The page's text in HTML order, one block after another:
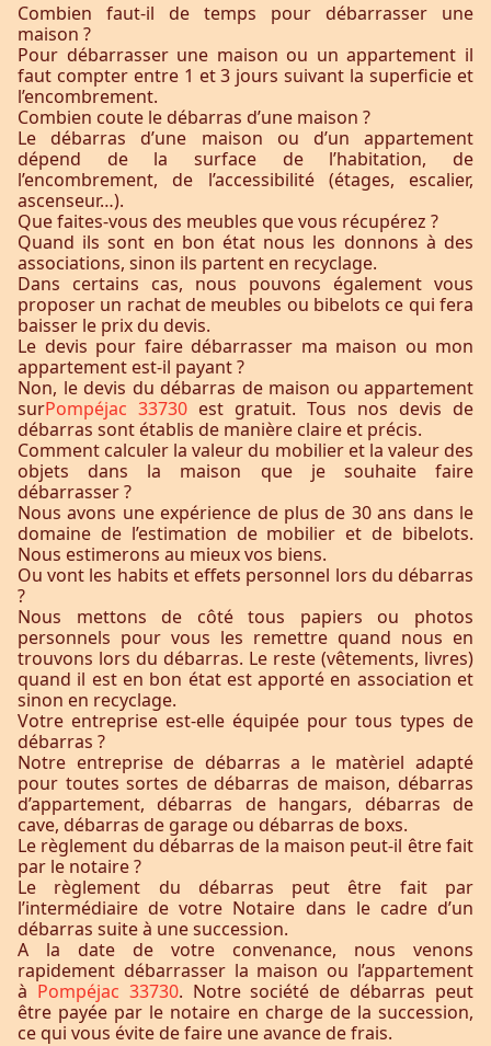
Combien faut-il de temps pour débarrasser une
maison ?
Pour débarrasser une maison ou un appartement il
faut compter entre 1 et 3 jours suivant la superficie et
l’encombrement.
Combien coute le débarras d’une maison ?
Le débarras d’une maison ou d’un appartement
dépend de la surface de l’habitation, de
l’encombrement, de l’accessibilité (étages, escalier,
ascenseur…).
Que faites-vous des meubles que vous récupérez ?
Quand ils sont en bon état nous les donnons à des
associations, sinon ils partent en recyclage.
Dans certains cas, nous pouvons également vous
proposer un rachat de meubles ou bibelots ce qui fera
baisser le prix du devis.
Le devis pour faire débarrasser ma maison ou mon
appartement est-il payant ?
Non, le devis du débarras de maison ou appartement
surPompéjac 33730 est gratuit. Tous nos devis de
débarras sont établis de manière claire et précis.
Comment calculer la valeur du mobilier et la valeur des
objets dans la maison que je souhaite faire
débarrasser ?
Nous avons une expérience de plus de 30 ans dans le
domaine de l’estimation de mobilier et de bibelots.
Nous estimerons au mieux vos biens.
Ou vont les habits et effets personnel lors du débarras
?
Nous mettons de côté tous papiers ou photos
personnels pour vous les remettre quand nous en
trouvons lors du débarras. Le reste (vêtements, livres)
quand il est en bon état est apporté en association et
sinon en recyclage.
Votre entreprise est-elle équipée pour tous types de
débarras ?
Notre entreprise de débarras a le matèriel adapté
pour toutes sortes de débarras de maison, débarras
d’appartement, débarras de hangars, débarras de
cave, débarras de garage ou débarras de boxs.
Le règlement du débarras de la maison peut-il être fait
par le notaire ?
Le règlement du débarras peut être fait par
l’intermédiaire de votre Notaire dans le cadre d’un
débarras suite à une succession.
A la date de votre convenance, nous venons
rapidement débarrasser la maison ou l’appartement
à Pompéjac 33730. Notre société de débarras peut
être payée par le notaire en charge de la succession,
ce qui vous évite de faire une avance de frais.